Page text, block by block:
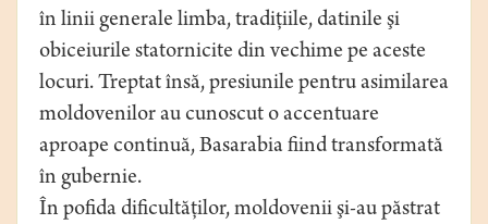
în linii generale limba, tradiţiile, datinile şi
obiceiurile statornicite din vechime pe aceste
locuri. Treptat însă, presiunile pentru asimilarea
moldovenilor au cunoscut o accentuare
aproape continuă, Basarabia fiind transformată
în gubernie.
În pofida dificultăţilor, moldovenii şi-au păstrat